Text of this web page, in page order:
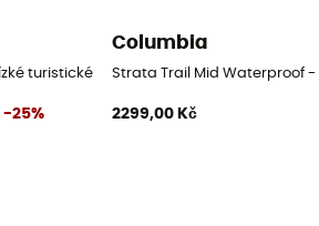
turistické boty
-25%
Columbia
Strata Trail Mid Waterproof
2299,00 Kč